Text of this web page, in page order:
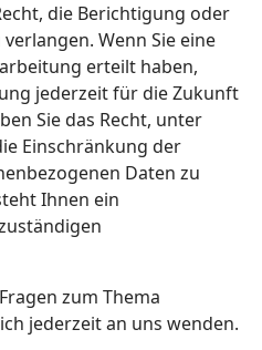
die Berichtigung oder
Wenn Sie eine
erteilt haben,
jederzeit für die Zukunft
Sie das Recht, unter
Einschränkung der
Daten zu
Ihnen ein
zum Thema
jederzeit an uns wenden.